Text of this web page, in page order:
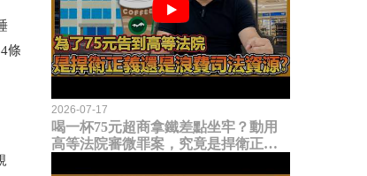
條
2026-07-17
喝一杯75元超商拿鐵差點坐牢？動用
高等法院審微罪案，究竟是捍衛正義